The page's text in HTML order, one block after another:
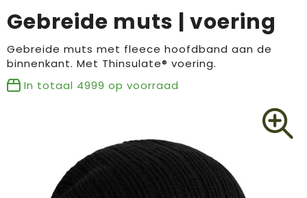
Tassen & reizen
Kleding & accessoires
Sport & vrije tijd
Brandflavours
LogoSeat
Gebreide muts | voering
Gebreide muts met fleece hoofdband aan de
binnenkant. Met Thinsulate® voering.
In totaal 4999 op voorraad